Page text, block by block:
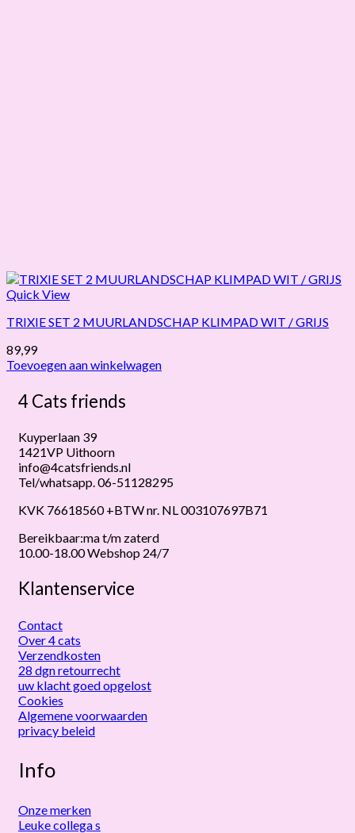
Quick View
TRIXIE SET 2 MUURLANDSCHAP KLIMPAD WIT / GRIJS
89,99
Toevoegen aan winkelwagen
4 Cats friends
Kuyperlaan 39
1421VP Uithoorn
info@4catsfriends.nl
Tel/whatsapp. 06-51128295
KVK 76618560 +BTW nr. NL 003107697B71
Bereikbaar:ma t/m zaterd
10.00-18.00 Webshop 24/7
Klantenservice
Contact
Over 4 cats
Verzendkosten
28 dgn retourrecht
uw klacht goed opgelost
Cookies
Algemene voorwaarden
privacy beleid
Info
Onze merken
Leuke collega s